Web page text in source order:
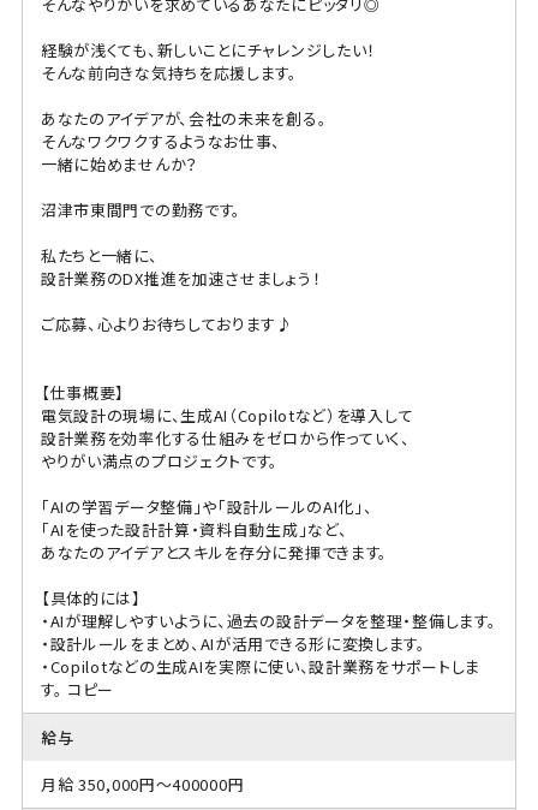
経験が浅くても、新しいことにチャレンジしたい！
そんな前向きな気持ちを応援します。
あなたのアイデアが、会社の未来を創る。
そんなワクワクするようなお仕事、
一緒に始めませんか？
沼津市東間門での勤務です。
私たちと一緒に、
設計業務のDX推進を加速させましょう！
ご応募、心よりお待ちしております♪
【仕事概要】
電気設計の現場に、生成AI（Copilotなど）を導入して
設計業務を効率化する仕組みをゼロから作っていく、
やりがい満点のプロジェクトです。
「AIの学習データ整備」や「設計ルールのAI化」、
「AIを使った設計計算・資料自動生成」など、
あなたのアイデアとスキルを存分に発揮できます。
【具体的には】
・AIが理解しやすいように、過去の設計データを整理・整備します。
・設計ルールをまとめ、AIが活用できる形に変換します。
・Copilotなどの生成AIを実際に使い、設計業務をサポートしま
す。 コピー
給与
月給 350,000円～400000円